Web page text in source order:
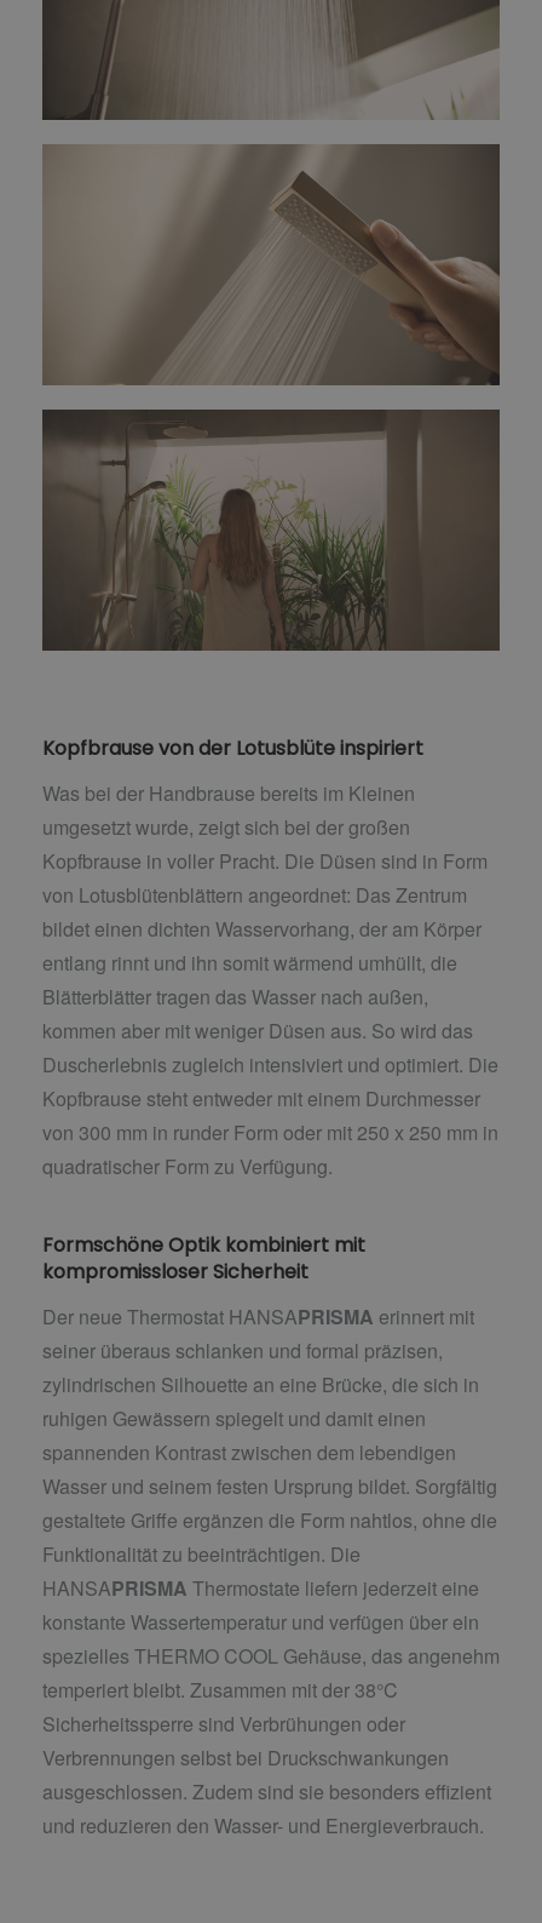
Kopfbrause von der Lotusblüte inspiriert
Was bei der Handbrause bereits im Kleinen
umgesetzt wurde, zeigt sich bei der großen
Kopfbrause in voller Pracht. Die Düsen sind in Form
von Lotusblütenblättern angeordnet: Das Zentrum
bildet einen dichten Wasservorhang, der am Körper
entlang rinnt und ihn somit wärmend umhüllt, die
Blätterblätter tragen das Wasser nach außen,
kommen aber mit weniger Düsen aus. So wird das
Duscherlebnis zugleich intensiviert und optimiert. Die
Kopfbrause steht entweder mit einem Durchmesser
von 300 mm in runder Form oder mit 250 x 250 mm in
quadratischer Form zu Verfügung.
Formschöne Optik kombiniert mit
kompromissloser Sicherheit
Der neue Thermostat HANSAPRISMA erinnert mit
seiner überaus schlanken und formal präzisen,
zylindrischen Silhouette an eine Brücke, die sich in
ruhigen Gewässern spiegelt und damit einen
spannenden Kontrast zwischen dem lebendigen
Wasser und seinem festen Ursprung bildet. Sorgfältig
gestaltete Griffe ergänzen die Form nahtlos, ohne die
Funktionalität zu beeinträchtigen. Die
HANSAPRISMA Thermostate liefern jederzeit eine
konstante Wassertemperatur und verfügen über ein
spezielles THERMO COOL Gehäuse, das angenehm
temperiert bleibt. Zusammen mit der 38°C
Sicherheitssperre sind Verbrühungen oder
Verbrennungen selbst bei Druckschwankungen
ausgeschlossen. Zudem sind sie besonders effizient
und reduzieren den Wasser- und Energieverbrauch.